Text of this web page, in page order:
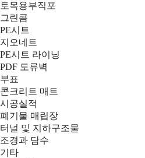
토목용부직포
그린콤
PE시트
지오네트
PE시트 라이닝
PDF 도류벽
부표
콘크리트 매트
시공실적
폐기물 매립장
터널 및 지하구조물
조경과 담수
기타